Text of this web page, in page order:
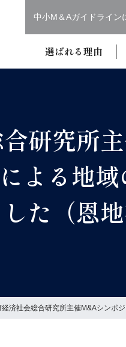
中小M＆Aガイドライン
選ばれる理由
研究所
よる地
た（恩地
経済社会総合研究所主催M&Aシンポ